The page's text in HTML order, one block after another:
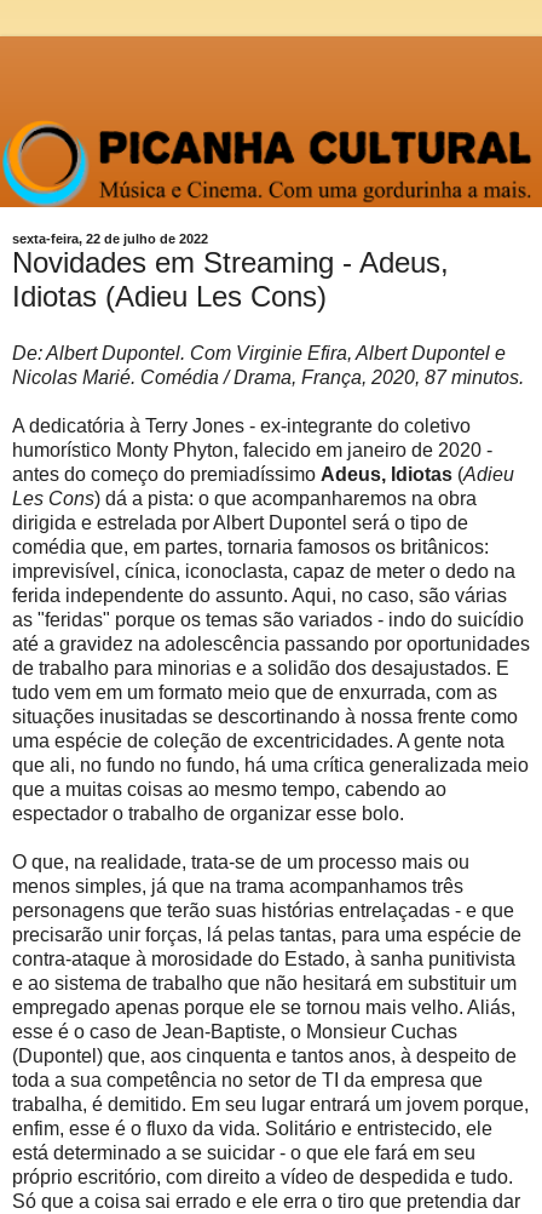
sexta-feira, 22 de julho de 2022
Novidades em Streaming - Adeus,
Idiotas (Adieu Les Cons)
De: Albert Dupontel. Com Virginie Efira, Albert Dupontel e
Nicolas Marié. Comédia / Drama, França, 2020, 87 minutos.
A dedicatória à Terry Jones - ex-integrante do coletivo
humorístico Monty Phyton, falecido em janeiro de 2020 -
antes do começo do premiadíssimo Adeus, Idiotas (Adieu
Les Cons) dá a pista: o que acompanharemos na obra
dirigida e estrelada por Albert Dupontel será o tipo de
comédia que, em partes, tornaria famosos os britânicos:
imprevisível, cínica, iconoclasta, capaz de meter o dedo na
ferida independente do assunto. Aqui, no caso, são várias
as "feridas" porque os temas são variados - indo do suicídio
até a gravidez na adolescência passando por oportunidades
de trabalho para minorias e a solidão dos desajustados. E
tudo vem em um formato meio que de enxurrada, com as
situações inusitadas se descortinando à nossa frente como
uma espécie de coleção de excentricidades. A gente nota
que ali, no fundo no fundo, há uma crítica generalizada meio
que a muitas coisas ao mesmo tempo, cabendo ao
espectador o trabalho de organizar esse bolo.
O que, na realidade, trata-se de um processo mais ou
menos simples, já que na trama acompanhamos três
personagens que terão suas histórias entrelaçadas - e que
precisarão unir forças, lá pelas tantas, para uma espécie de
contra-ataque à morosidade do Estado, à sanha punitivista
e ao sistema de trabalho que não hesitará em substituir um
empregado apenas porque ele se tornou mais velho. Aliás,
esse é o caso de Jean-Baptiste, o Monsieur Cuchas
(Dupontel) que, aos cinquenta e tantos anos, à despeito de
toda a sua competência no setor de TI da empresa que
trabalha, é demitido. Em seu lugar entrará um jovem porque,
enfim, esse é o fluxo da vida. Solitário e entristecido, ele
está determinado a se suicidar - o que ele fará em seu
próprio escritório, com direito a vídeo de despedida e tudo.
Só que a coisa sai errado e ele erra o tiro que pretendia dar